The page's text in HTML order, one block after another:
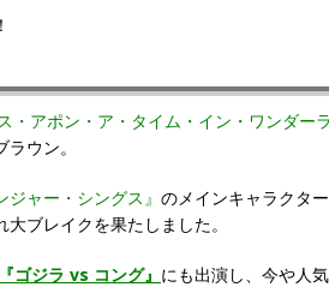
・アポン・ア・タイム・イン・ワンダー
ウン。
ジャー・シングス』 のメインキャラクタ
ブレイクを果たしました。
『ゴジラ vs コング』 にも出演し、今や人